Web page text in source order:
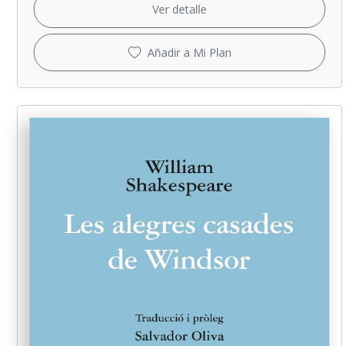
Ver detalle
Añadir a Mi Plan